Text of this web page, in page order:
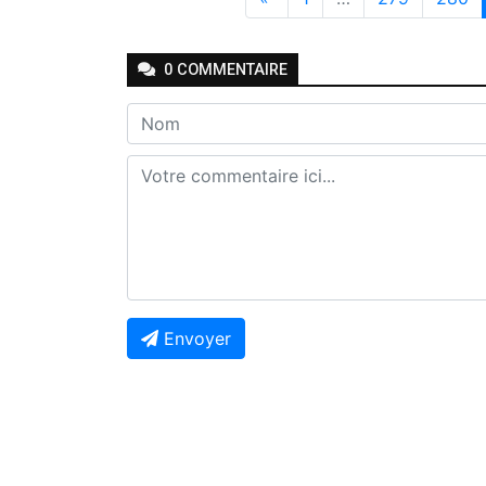
0 COMMENTAIRE
Envoyer